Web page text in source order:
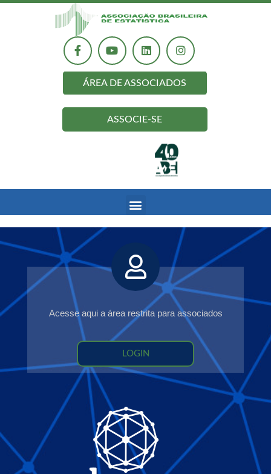
ÁREA DE ASSOCIADOS
ASSOCIE-SE
Acesse aqui a área restrita para associados
LOGIN